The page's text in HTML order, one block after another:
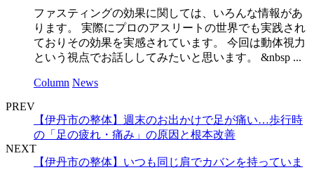
ファスティングの効果に関しては、いろんな情報があ
ります。 実際にプロのアスリートの世界でも実践され
ておりその効果を実感されています。 今回は動体視力
という視点でお話ししてみたいと思います。 &nbsp ...
Column News
PREV
【伊丹市の整体】週末のお出かけで足が痛い…歩行時
の「足の疲れ・痛み」の原因と根本改善
NEXT
【伊丹市の整体】いつも同じ肩でカバンを持っていま